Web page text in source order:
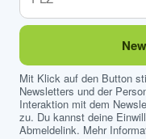
Mit Klick auf den Button
Newsletters und der
Interaktion mit dem
zu. Du kannst deine
Abmeldelink. Mehr